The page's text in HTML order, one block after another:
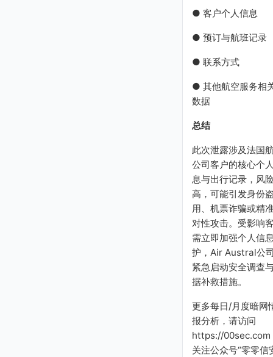
● 客户个人信息
● 预订与航班记录
● 联系方式
● 其他航空服务相
数据
总结
此次泄露涉及法国
公司客户的核心个
息与出行记录，风
高，可能引发身份
用、机票诈骗或精
对性攻击。受影响
需立即加强个人信
护，Air Austral公
紧急启动安全调查
据补救措施。
更多每日/月度暗网
报分析，请访问
https://00sec.com
关注公众号“零零信